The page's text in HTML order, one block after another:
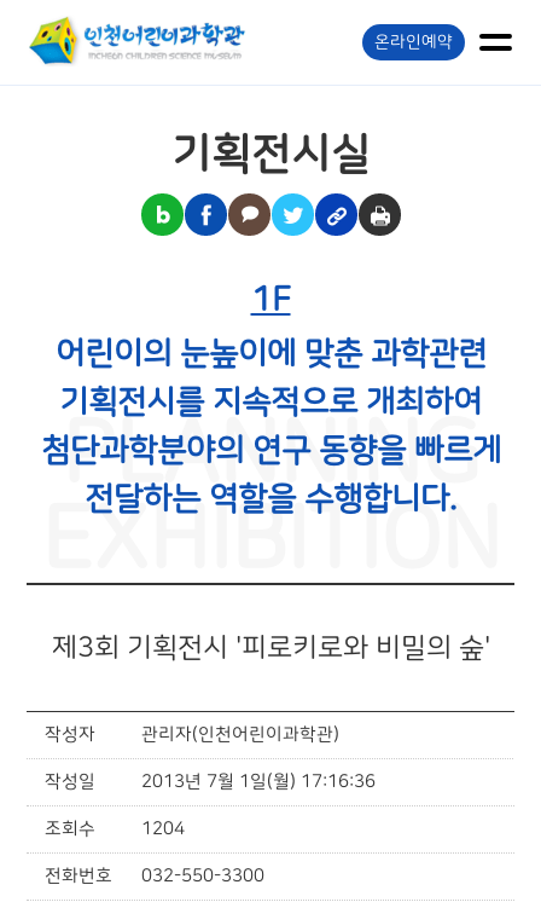
온라인예약
기획전시실
1F
어린이의 눈높이에 맞춘 과학관련
기획전시를 지속적으로 개최하여
첨단과학분야의 연구 동향을 빠르게
전달하는 역할을 수행합니다.
PLANNING
EXHIBITION
제3회 기획전시 '피로키로와 비밀의 숲'
작성자 관리자(인천어린이과학관)
작성일 2013년 7월 1일(월) 17:16:36
조회수 1204
전화번호 032-550-3300